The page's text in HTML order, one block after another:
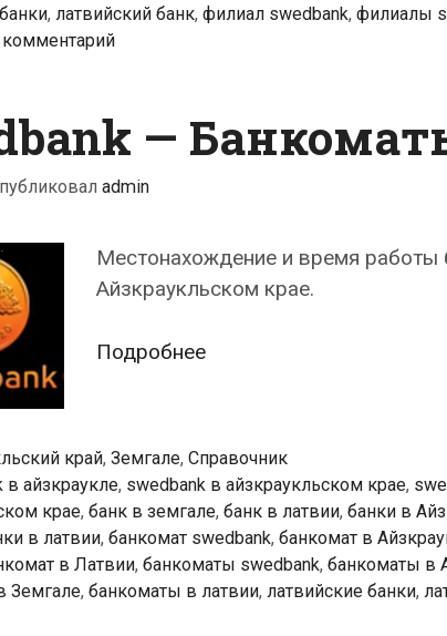
, латвийский банк, филиал swedbank, филиалы
комментарий
—
admin
Местонахождение и время работы
Айзкраукльском крае.
ПодробнееSwedbank
Айзкраукле
край, Земгале, Справочник
в айзкраукле, swedbank в айзкраукльском крае,
крае, банк в земгале, банк в латвии, банки в
в латвии, банкомат swedbank, банкомат в
в Латвии, банкоматы swedbank, банкоматы в
Земгале, банкоматы в латвии, латвийские банки,